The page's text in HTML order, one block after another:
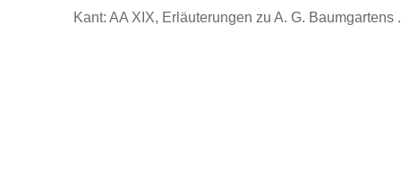
Kant: AA XIX, Erläuterungen zu A. G. Baumgartens